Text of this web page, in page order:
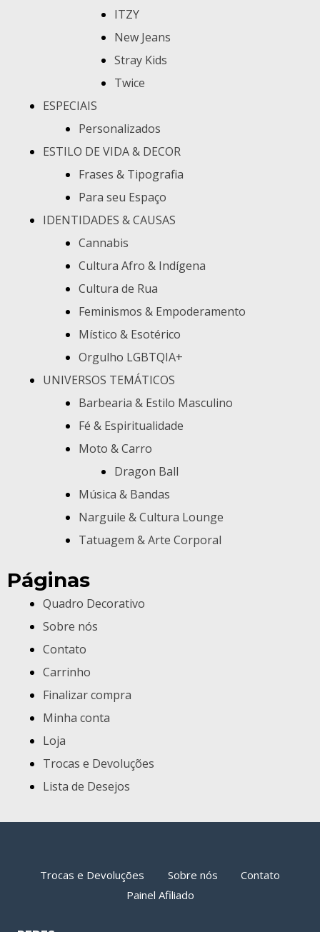
ITZY
New Jeans
Stray Kids
Twice
ESPECIAIS
Personalizados
ESTILO DE VIDA & DECOR
Frases & Tipografia
Para seu Espaço
IDENTIDADES & CAUSAS
Cannabis
Cultura Afro & Indígena
Cultura de Rua
Feminismos & Empoderamento
Místico & Esotérico
Orgulho LGBTQIA+
UNIVERSOS TEMÁTICOS
Barbearia & Estilo Masculino
Fé & Espiritualidade
Moto & Carro
Dragon Ball
Música & Bandas
Narguile & Cultura Lounge
Tatuagem & Arte Corporal
Páginas
Quadro Decorativo
Sobre nós
Contato
Carrinho
Finalizar compra
Minha conta
Loja
Trocas e Devoluções
Lista de Desejos
Trocas e Devoluções Sobre nós
Contato
Painel Afiliado